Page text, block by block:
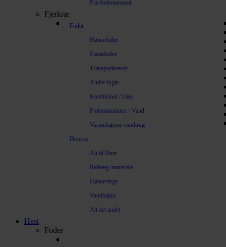
Frø foderautomat
Fjerkræ
Foder
Hønsefoder
Fasanfoder
Transportkasser
Andre fugle
Kosttilskud / Utøj
Foderautomater / Vand
Varmelegeme vandtrug
Diverse
Alt til Duer
Redeæg /materiale
Hønseringe
Vandbaljer
Alt det andet
Hest
Foder